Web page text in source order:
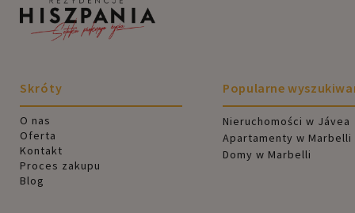
Skróty
O nas
Oferta
Kontakt
Proces zakupu
Blog
Popularne
Nieruchomości w Jávea
Apartamenty w Marbelli
Domy w Marbelli